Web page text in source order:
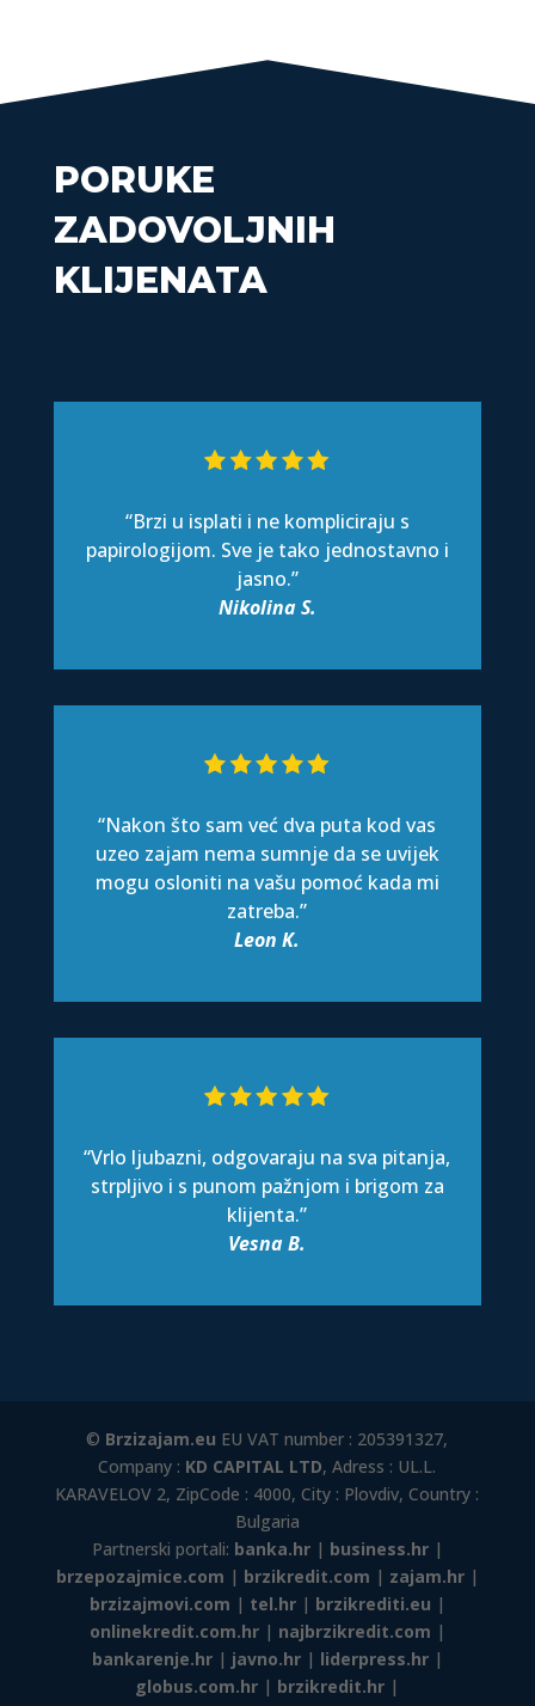
PORUKE
ZADOVOLJNIH
KLIJENATA
“Brzi u isplati i ne kompliciraju s
papirologijom. Sve je tako jednostavno i
jasno.”
Nikolina S.
“Nakon što sam već dva puta kod vas
uzeo zajam nema sumnje da se uvijek
mogu osloniti na vašu pomoć kada mi
zatreba.”
Leon K.
“Vrlo ljubazni, odgovaraju na sva pitanja,
strpljivo i s punom pažnjom i brigom za
klijenta.”
Vesna B.
© Brzizajam.eu EU VAT number : 205391327,
Company : KD CAPITAL LTD, Adress : UL.L.
KARAVELOV 2, ZipCode : 4000, City : Plovdiv, Country :
Bulgaria
Partnerski portali: banka.hr| business.hr|
brzepozajmice.com | brzikredit.com | zajam.hr|
brzizajmovi.com | tel.hr| brzikrediti.eu |
onlinekredit.com.hr| najbrzikredit.com |
bankarenje.hr| javno.hr| liderpress.hr|
globus.com.hr | brzikredit.hr |